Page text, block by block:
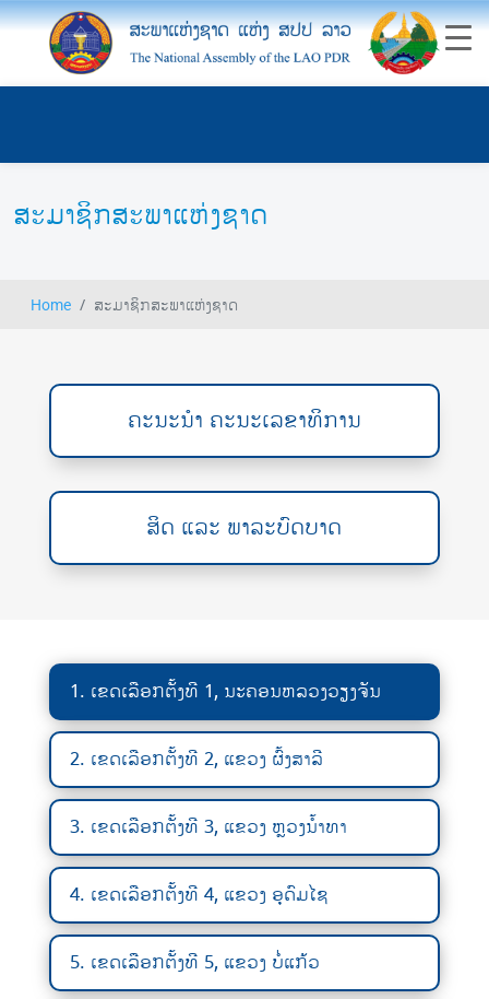
ສະມາຊິກສະພາແຫ່ງຊາດ
Home ສະມາຊິກສະພາແຫ່ງຊາດ
ຄະນະນຳ ຄະນະເລຂາທິການ
ສິດ ແລະ ພາລະບົດບາດ
1. ເຂດເລືອກຕັ້ງທີ 1, ນະຄອນຫລວງວຽງຈັນ
2. ເຂດເລືອກຕັ້ງທີ 2, ແຂວງ ຜົ້ງສາລີ
3. ເຂດເລືອກຕັ້ງທີ 3, ແຂວງ ຫຼວງນ້ຳທາ
4. ເຂດເລືອກຕັ້ງທີ 4, ແຂວງ ອຸດົມໄຊ
5. ເຂດເລືອກຕັ້ງທີ 5, ແຂວງ ບໍ່ແກ້ວ